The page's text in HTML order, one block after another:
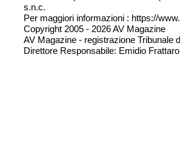
s.n.c.
Per maggiori informazioni : https://
Copyright 2005 - 2026 AV Magazine
AV Magazine - registrazione Tribunale
Direttore Responsabile: Emidio